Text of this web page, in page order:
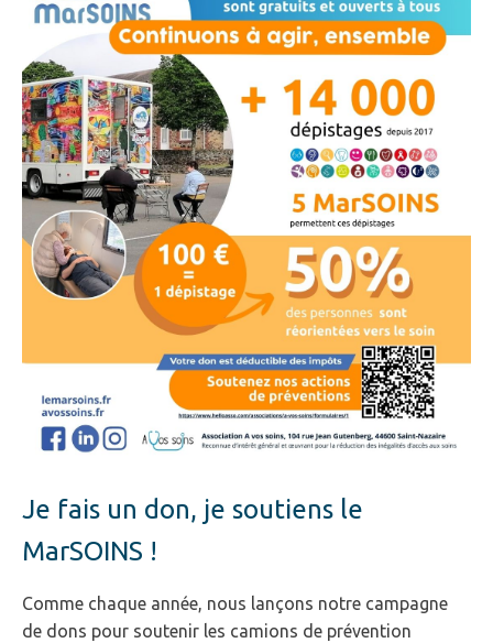
Je fais un don, je soutiens le
MarSOINS !
Comme chaque année, nous lançons notre campagne
de dons pour soutenir les camions de prévention